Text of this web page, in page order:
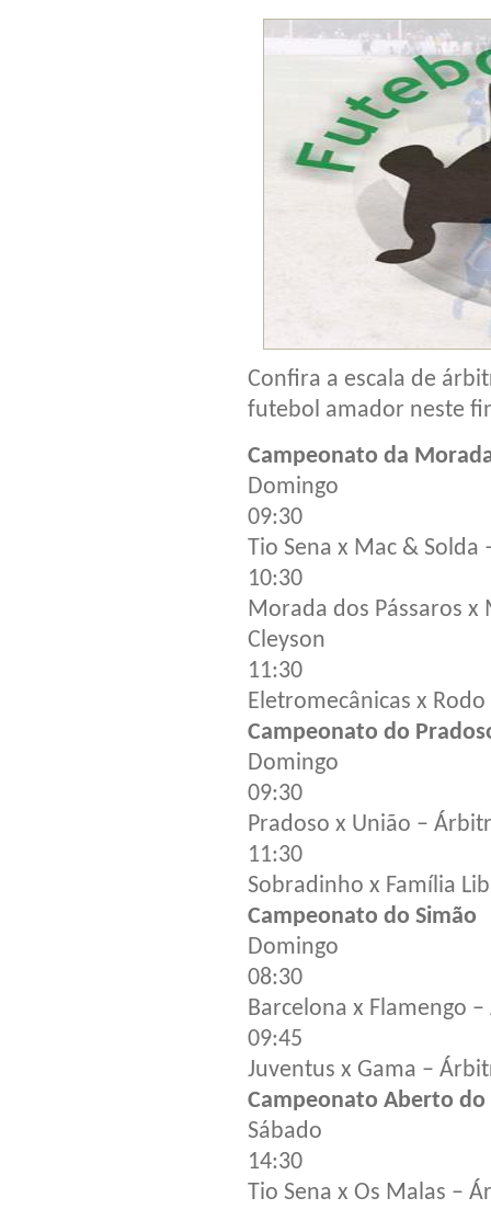
Confira a escala de
futebol amador neste
Campeonato da
Domingo
09:30
Tio Sena x Mac &
10:30
Morada dos Pássaros
Cleyson
11:30
Eletromecânicas x
Campeonato do
Domingo
09:30
Pradoso x União –
11:30
Sobradinho x Família
Campeonato do Simão
Domingo
08:30
Barcelona x Flamengo
09:45
Juventus x Gama –
Campeonato Aberto
Sábado
14:30
Tio Sena x Os Malas –